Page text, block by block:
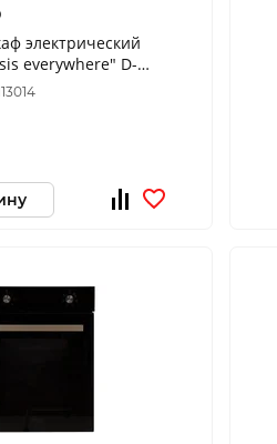
электрический
everywhere" D-